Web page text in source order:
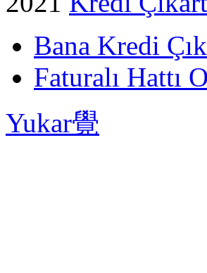
Bana Kredi
Faturalı Hattı
Yukar覺